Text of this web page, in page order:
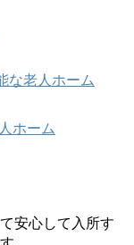
な老人ホーム
ホーム
安心して入所す